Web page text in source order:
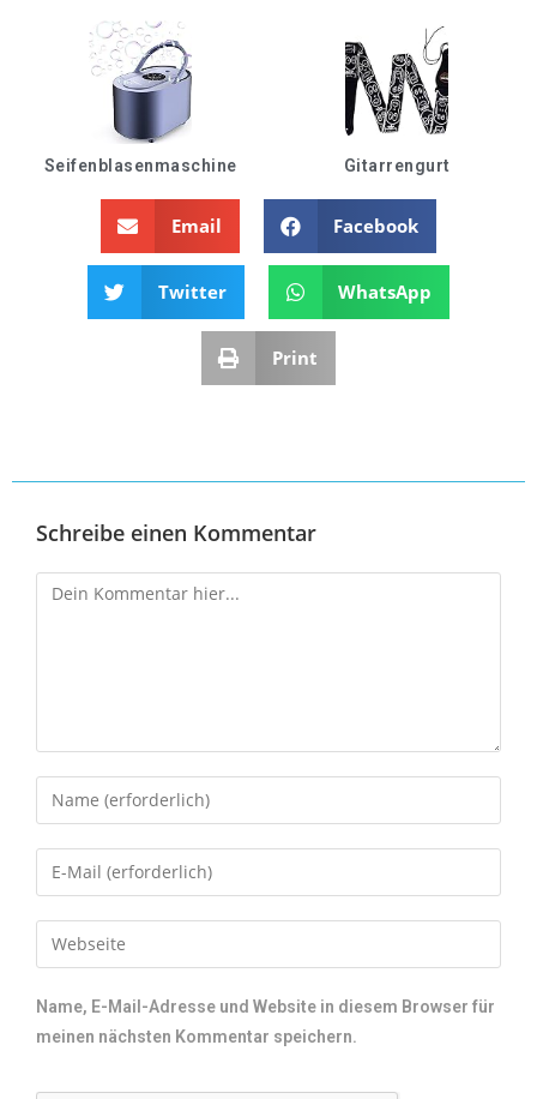
Seifenblasenmaschine Gitarrengurt
Email Facebook
Twitter WhatsApp
Print
Schreibe einen Kommentar
Name, E-Mail-Adresse und Website in diesem Browser für
meinen nächsten Kommentar speichern.